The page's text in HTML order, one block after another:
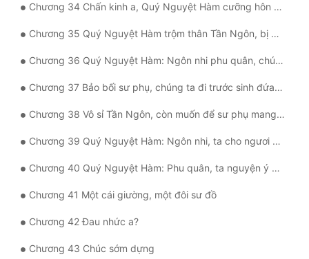
Đồng Nhân
Xây Dựng Thế Lực
Chương 34 Chấn kinh a, Quý Nguyệt Hàm cưỡng hôn Tần Ngôn
Chương 35 Quý Nguyệt Hàm trộm thân Tần Ngôn, bị phát hiện. .
Chương 36 Quý Nguyệt Hàm: Ngôn nhi phu quân, chúng ta nhanh về nhà a
Chương 37 Bảo bối sư phụ, chúng ta đi trước sinh đứa bé a
Chương 38 Vô sỉ Tần Ngôn, còn muốn để sư phụ mang thai
Chương 39 Quý Nguyệt Hàm: Ngôn nhi, ta cho ngươi sinh cái tiểu bảo bảo
Chương 40 Quý Nguyệt Hàm: Phu quân, ta nguyện ý cho ngươi sinh cái tiểu bảo bảo
Chương 41 Một cái giường, một đôi sư đồ
Chương 42 Đau nhức a?
Chương 43 Chúc sớm dựng